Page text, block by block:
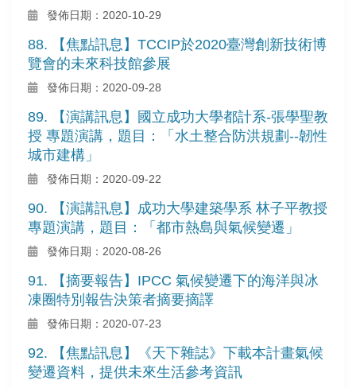
發佈日期：2020-10-29
88. 【焦點訊息】TCCIP於2020臺灣創新技術博
覽會的未來科技館參展
發佈日期：2020-09-28
89. 【演講訊息】國立成功大學都計系-張學聖教
授 專題演講，題目：「水土整合防洪規劃--韌性
城市建構」
發佈日期：2020-09-22
90. 【演講訊息】成功大學建築學系 林子平教授
專題演講，題目：「都市熱島與氣候變遷」
發佈日期：2020-08-26
91. 【摘要報告】IPCC 氣候變遷下的海洋與冰
凍圈特別報告決策者摘要摘譯
發佈日期：2020-07-23
92. 【焦點訊息】《天下雜誌》下載本計畫氣候
變遷資料，提供未來生活參考資訊